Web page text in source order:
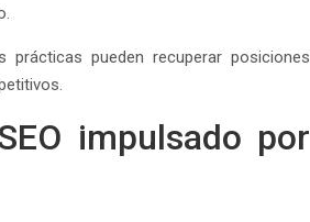
prácticas pueden recuperar posiciones
impulsado por